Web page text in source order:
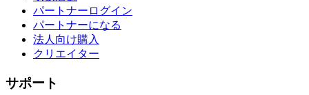
パートナーログイン
パートナーになる
法人向け購入
クリエイター
サポート